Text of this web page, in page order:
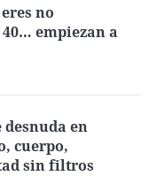
no
empiezan a
desnuda en
cuerpo,
sin filtros